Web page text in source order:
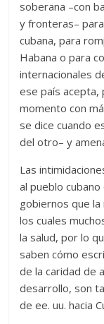
soberana –con
y fronteras–
cubana, para
Habana o para
internacionales
ese país acepta,
momento con
se dice cuando
del otro– y
Las
al pueblo
gobiernos que
los cuales
la salud, por lo
saben cómo
de la caridad de
desarrollo, son
de ee. uu. hacia